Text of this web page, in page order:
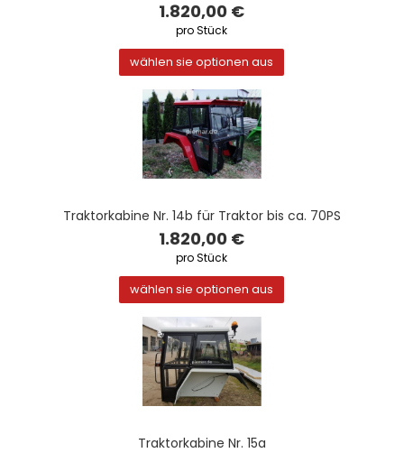
1.820,00 €
pro Stück
wählen sie optionen aus
Traktorkabine Nr. 14b für Traktor bis ca. 70PS
1.820,00 €
pro Stück
wählen sie optionen aus
Traktorkabine Nr. 15a